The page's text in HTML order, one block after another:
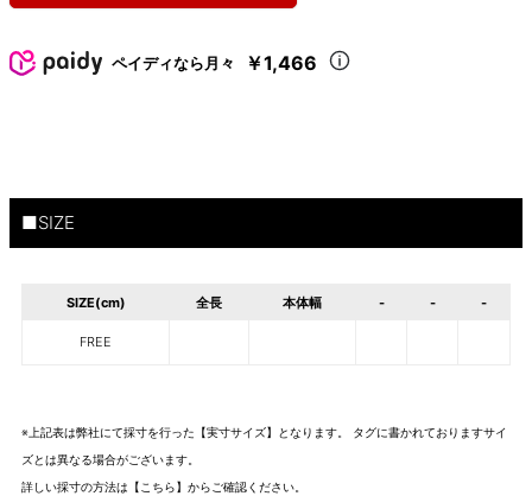
ペイディなら月々 ￥1,466
■SIZE
SIZE(cm) 全長 本体幅 - - -
FREE
※上記表は弊社にて採寸を行った【実寸サイズ】となります。 タグに書かれておりますサイ
ズとは異なる場合がございます。
詳しい採寸の方法は 【こちら】から ご確認ください。